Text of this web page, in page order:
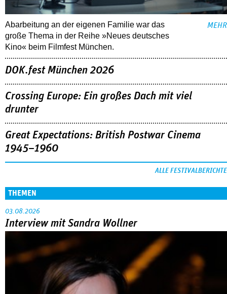
Abarbeitung an der eigenen Familie war das
große Thema in der Reihe »Neues deutsches
Kino« beim Filmfest München.
MEHR
DOK.fest München 2026
Crossing Europe: Ein großes Dach mit viel
drunter
Great Expectations: British Postwar Cinema
1945–1960
ALLE FESTIVALBERICHTE
THEMEN
03.08.2026
Interview mit Sandra Wollner